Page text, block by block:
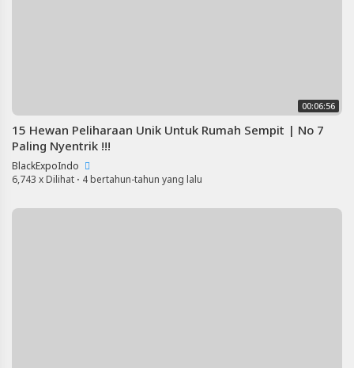
00:06:56
15 Hewan Peliharaan Unik Untuk Rumah Sempit | No 7
Paling Nyentrik !!!
BlackExpoIndo
6,743 x Dilihat · 4 bertahun-tahun yang lalu